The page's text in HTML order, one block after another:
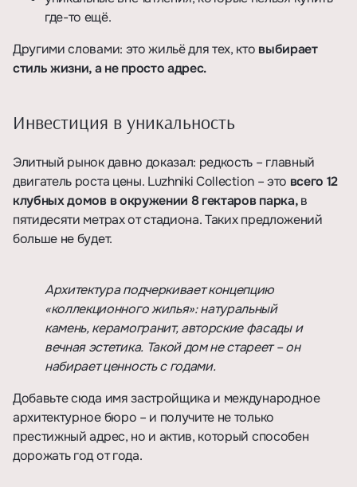
где-то ещё.
Другими словами: это жильё для тех, кто выбирает
стиль жизни, а не просто адрес.
Инвестиция в уникальность
Элитный рынок давно доказал: редкость – главный
двигатель роста цены. Luzhniki Collection – это всего 12
клубных домов в окружении 8 гектаров парка,в
пятидесяти метрах от стадиона. Таких предложений
больше не будет.
Архитектура подчеркивает концепцию
«коллекционного жилья»: натуральный
камень, керамогранит, авторские фасады и
вечная эстетика. Такой дом не стареет – он
набирает ценность с годами.
Добавьте сюда имя застройщика и международное
архитектурное бюро – и получите не только
престижный адрес, но и актив, который способен
дорожать год от года.